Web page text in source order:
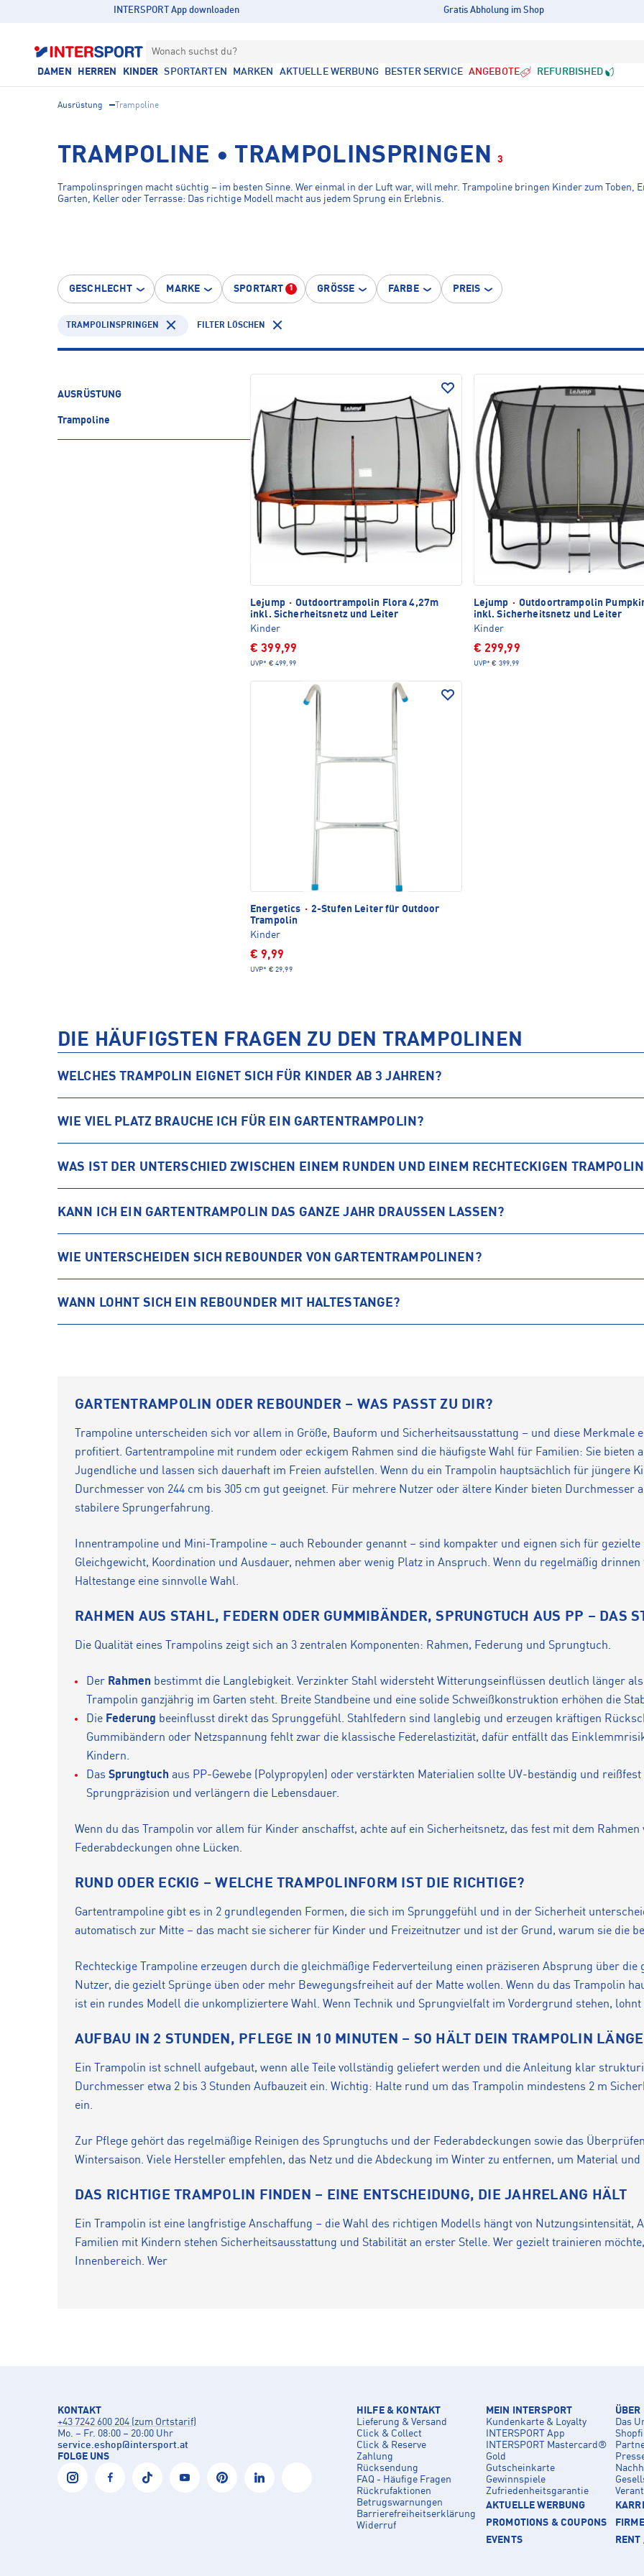
INTERSPORT App downloaden Gratis Abholung im Shop
Wonach suchst du?
DAMEN
HERREN KINDER SPORTARTEN MARKEN AKTUELLE WERBUNG BESTER SERVICE ANGEBOTE REFURBISHED
Ausrüstung Trampoline
TRAMPOLINE • TRAMPOLINSPRINGEN 3
Trampolinspringen macht süchtig – im besten Sinne. Wer einmal in der Luft war, will mehr. Trampoline bringen Kinder zum Toben,
Garten, Keller oder Terrasse: Das richtige Modell macht aus jedem Sprung ein Erlebnis.
GESCHLECHT MARKE SPORTART 1 GRÖSSE FARBE PREIS
TRAMPOLINSPRINGEN FILTER LÖSCHEN
AUSRÜSTUNG
Trampoline
Lejump · Outdoortrampolin Flora 4,27m
inkl. Sicherheitsnetz und Leiter
Kinder
€ 399,99
UVP* € 499,99
Lejump · Outdoortrampolin
inkl. Sicherheitsnetz und Leiter
Kinder
€ 299,99
UVP* € 399,99
Energetics · 2-Stufen Leiter für Outdoor
Trampolin
Kinder
€ 9,99
UVP* € 29,99
DIE HÄUFIGSTEN FRAGEN ZU DEN TRAMPOLINEN
WELCHES TRAMPOLIN EIGNET SICH FÜR KINDER AB 3 JAHREN?
WIE VIEL PLATZ BRAUCHE ICH FÜR EIN GARTENTRAMPOLIN?
WAS IST DER UNTERSCHIED ZWISCHEN EINEM RUNDEN UND EINEM RECHTECKIGEN
KANN ICH EIN GARTENTRAMPOLIN DAS GANZE JAHR DRAUSSEN LASSEN?
WIE UNTERSCHEIDEN SICH REBOUNDER VON GARTENTRAMPOLINEN?
WANN LOHNT SICH EIN REBOUNDER MIT HALTESTANGE?
GARTENTRAMPOLIN ODER REBOUNDER – WAS PASST ZU DIR?
Trampoline unterscheiden sich vor allem in Größe, Bauform und Sicherheitsausstattung – und diese Merkmale
profitiert. Gartentrampoline mit rundem oder eckigem Rahmen sind die häufigste Wahl für Familien: Sie bieten
Jugendliche und lassen sich dauerhaft im Freien aufstellen. Wenn du ein Trampolin hauptsächlich für jüngere
Durchmesser von 244 cm bis 305 cm gut geeignet. Für mehrere Nutzer oder ältere Kinder bieten Durchmesser
stabilere Sprungerfahrung.
Innentrampoline und Mini-Trampoline – auch Rebounder genannt – sind kompakter und eignen sich für
Gleichgewicht, Koordination und Ausdauer, nehmen aber wenig Platz in Anspruch. Wenn du regelmäßig
Haltestange eine sinnvolle Wahl.
RAHMEN AUS STAHL, FEDERN ODER GUMMIBÄNDER, SPRUNGTUCH AUS PP – DAS
Die Qualität eines Trampolins zeigt sich an 3 zentralen Komponenten: Rahmen, Federung und Sprungtuch.
Der Rahmen bestimmt die Langlebigkeit. Verzinkter Stahl widersteht Witterungseinflüssen deutlich länger
Trampolin ganzjährig im Garten steht. Breite Standbeine und eine solide Schweißkonstruktion erhöhen die
Die Federung beeinflusst direkt das Sprunggefühl. Stahlfedern sind langlebig und erzeugen kräftigen
Gummibändern oder Netzspannung fehlt zwar die klassische Federelastizität, dafür entfällt das
Kindern.
Das Sprungtuch aus PP-Gewebe (Polypropylen) oder verstärkten Materialien sollte UV-beständig und
Sprungpräzision und verlängern die Lebensdauer.
Wenn du das Trampolin vor allem für Kinder anschaffst, achte auf ein Sicherheitsnetz, das fest mit dem
Federabdeckungen ohne Lücken.
RUND ODER ECKIG – WELCHE TRAMPOLINFORM IST DIE RICHTIGE?
Gartentrampoline gibt es in 2 grundlegenden Formen, die sich im Sprunggefühl und in der Sicherheit
automatisch zur Mitte – das macht sie sicherer für Kinder und Freizeitnutzer und ist der Grund, warum sie die
Rechteckige Trampoline erzeugen durch die gleichmäßige Federverteilung einen präziseren Absprung über die
Nutzer, die gezielt Sprünge üben oder mehr Bewegungsfreiheit auf der Matte wollen. Wenn du das Trampolin
ist ein rundes Modell die unkompliziertere Wahl. Wenn Technik und Sprungvielfalt im Vordergrund stehen,
AUFBAU IN 2 STUNDEN, PFLEGE IN 10 MINUTEN – SO HÄLT DEIN TRAMPOLIN
Ein Trampolin ist schnell aufgebaut, wenn alle Teile vollständig geliefert werden und die Anleitung klar
Durchmesser etwa 2 bis 3 Stunden Aufbauzeit ein. Wichtig: Halte rund um das Trampolin mindestens 2 m
ein.
Zur Pflege gehört das regelmäßige Reinigen des Sprungtuchs und der Federabdeckungen sowie das
Wintersaison. Viele Hersteller empfehlen, das Netz und die Abdeckung im Winter zu entfernen, um Material und
DAS RICHTIGE TRAMPOLIN FINDEN – EINE ENTSCHEIDUNG, DIE JAHRELANG HÄLT
Ein Trampolin ist eine langfristige Anschaffung – die Wahl des richtigen Modells hängt von Nutzungsintensität,
Familien mit Kindern stehen Sicherheitsausstattung und Stabilität an erster Stelle. Wer gezielt trainieren
Innenbereich. Wer
KONTAKT
+43 7242 600 204 (zum Ortstarif)
Mo. – Fr. 08:00 – 20:00 Uhr
service.eshop@intersport.at
FOLGE UNS
HILFE & KONTAKT
Lieferung & Versand
Click & Collect
Click & Reserve
Zahlung
Rücksendung
FAQ - Häufige Fragen
Rückrufaktionen
Betrugswarnungen
Barrierefreiheitserklärung
Widerruf
MEIN INTERSPORT
Kundenkarte & Loyalty
INTERSPORT App
INTERSPORT Mastercard®
Gold
Gutscheinkarte
Gewinnspiele
Zufriedenheitsgarantie
AKTUELLE WERBUNG
PROMOTIONS & COUPONS
EVENTS
ÜBER
Das